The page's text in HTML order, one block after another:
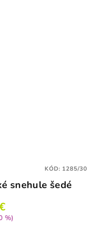
snehule šedé
%)
KÓD: 1285/30